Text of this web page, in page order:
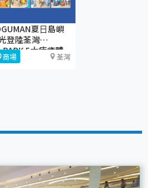
夏⽇島嶼
登陸荃灣
5大療癒體
+期間限定店
商場 荃灣